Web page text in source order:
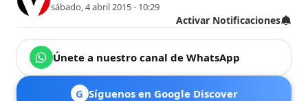
sábado, 4 abril 2015 - 10:29
Activar Notificaciones
Únete a nuestro canal de WhatsApp
G Síguenos en Google Discover